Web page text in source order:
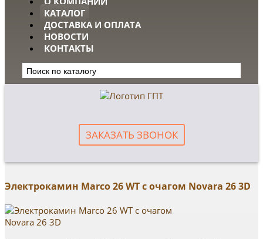
КАТАЛОГ
ДОСТАВКА И ОПЛАТА
НОВОСТИ
КОНТАКТЫ
ЗАКАЗАТЬ ЗВОНОК
Электрокамин Marco 26 WT с очагом Novara 26 3D